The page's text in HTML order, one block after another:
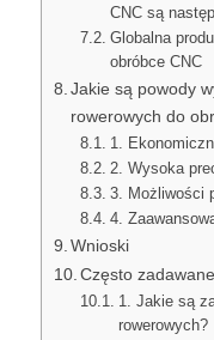
CNC są
Globalna
obróbce CNC
Jakie są powody
rowerowych do
1.
2. Wysoka
3. Możliwości
4.
Wnioski
Często
1. Jakie są
rowerowych?